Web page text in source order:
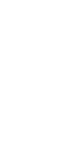
коробки
стали: по